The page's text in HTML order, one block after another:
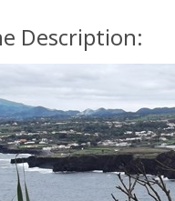
Description: